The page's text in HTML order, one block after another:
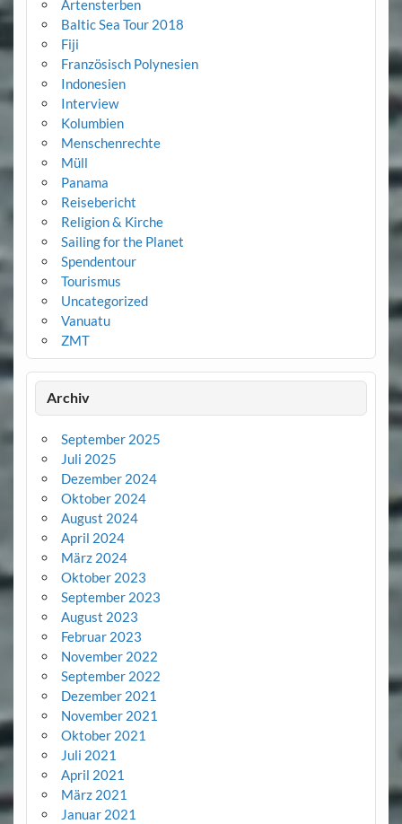
Artensterben
Baltic Sea Tour 2018
Fiji
Französisch Polynesien
Indonesien
Interview
Kolumbien
Menschenrechte
Müll
Panama
Reisebericht
Religion & Kirche
Sailing for the Planet
Spendentour
Tourismus
Uncategorized
Vanuatu
ZMT
Archiv
September 2025
Juli 2025
Dezember 2024
Oktober 2024
August 2024
April 2024
März 2024
Oktober 2023
September 2023
August 2023
Februar 2023
November 2022
September 2022
Dezember 2021
November 2021
Oktober 2021
Juli 2021
April 2021
März 2021
Januar 2021